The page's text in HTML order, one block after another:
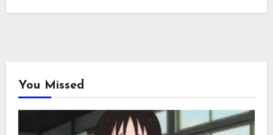
You Missed